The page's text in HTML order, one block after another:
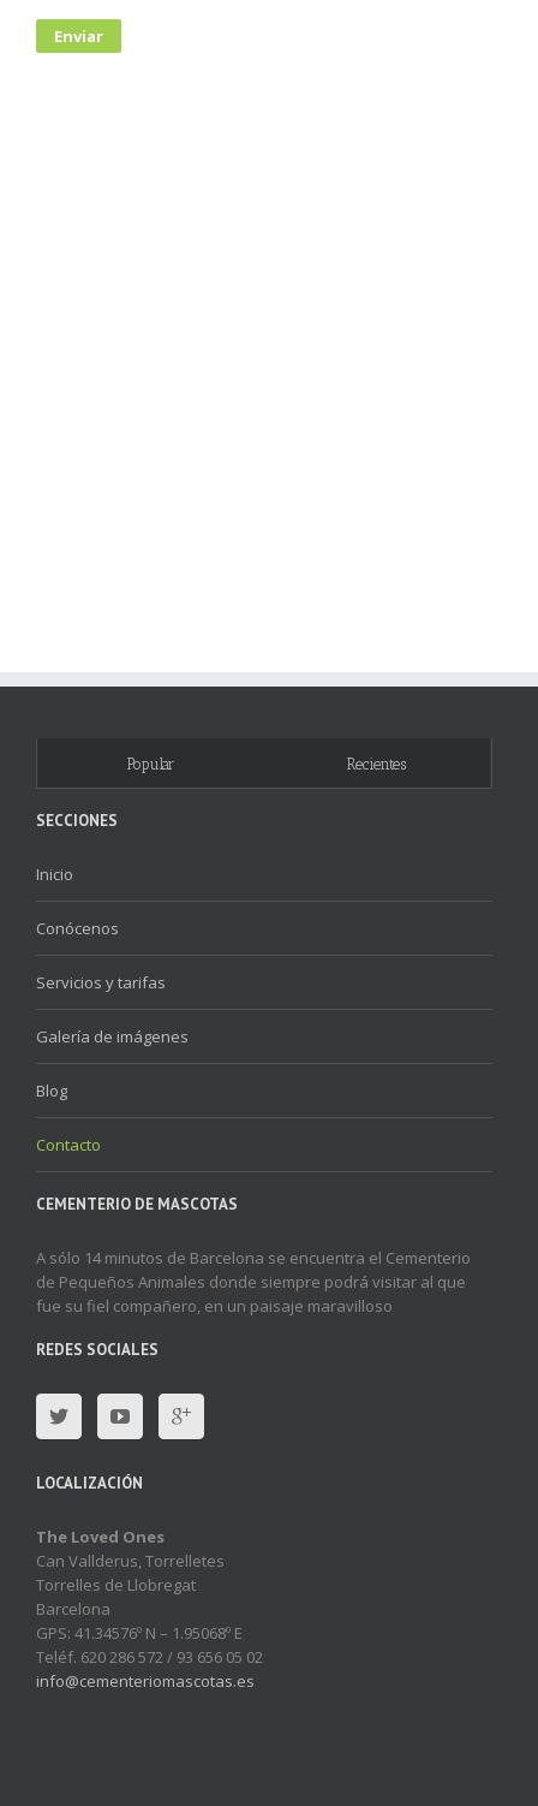
Popular Recientes
SECCIONES
Inicio
Conócenos
Servicios y tarifas
Galería de imágenes
Blog
Contacto
CEMENTERIO DE MASCOTAS
A sólo 14 minutos de Barcelona se encuentra el Cementerio
de Pequeños Animales donde siempre podrá visitar al que
fue su fiel compañero, en un paisaje maravilloso
REDES SOCIALES
LOCALIZACIÓN
The Loved Ones
Can Vallderus, Torrelletes
Torrelles de Llobregat
Barcelona
GPS: 41.34576º N – 1.95068º E
Teléf. 620 286 572 / 93 656 05 02
info@cementeriomascotas.es